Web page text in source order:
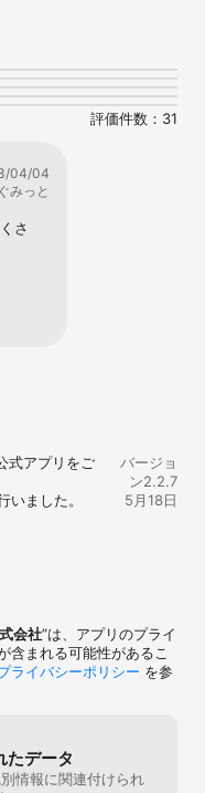
報をお届けします。
々なスタイリングをご提
ジン、ファッション、カ
DESIGNEYE・
お気に入りの店舗をフォ
評価件数：31
04/04
みっと
さ
式アプリをご
ました。
バージョ
ン2.2.7
5月18日
会社”は、アプリのプライ
含まれる可能性があるこ
ライバシーポリシー を参
たデータ
情報に関連付けられ